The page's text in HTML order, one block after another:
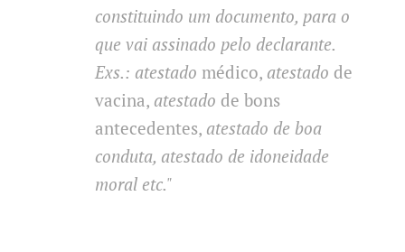
constituindo um documento, para o
que vai assinado pelo declarante.
Exs.: atestado médico, atestado de
vacina, atestado de bons
antecedentes, atestado de boa
conduta, atestado de idoneidade
moral etc."